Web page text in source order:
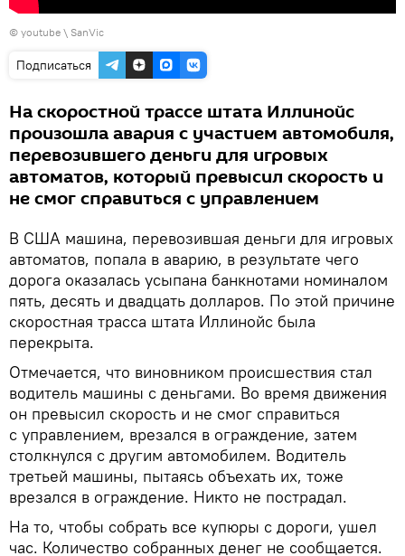
© youtube \ SanVic
Подписаться
На скоростной трассе штата Иллинойс
произошла авария с участием автомобиля,
перевозившего деньги для игровых
автоматов, который превысил скорость и
не смог справиться с управлением
В США машина, перевозившая деньги для игровых
автоматов, попала в аварию, в результате чего
дорога оказалась усыпана банкнотами номиналом
пять, десять и двадцать долларов. По этой причине
скоростная трасса штата Иллинойс была
перекрыта.
Отмечается, что виновником происшествия стал
водитель машины с деньгами. Во время движения
он превысил скорость и не смог справиться
с управлением, врезался в ограждение, затем
столкнулся с другим автомобилем. Водитель
третьей машины, пытаясь объехать их, тоже
врезался в ограждение. Никто не пострадал.
На то, чтобы собрать все купюры с дороги, ушел
час. Количество собранных денег не сообщается.